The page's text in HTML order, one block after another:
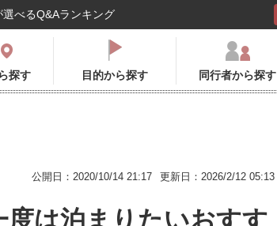
べるQ&Aランキング
探す 目的から探す 同行者から探す
公開日：2020/10/14 21:17 更新日：2026/2/12 05:13
は泊まりたいおすす